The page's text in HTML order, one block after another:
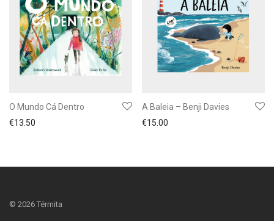
O Mundo Cá Dentro
€13.50
A Baleia – Benji Davies
€15.00
© 2026 Térmita